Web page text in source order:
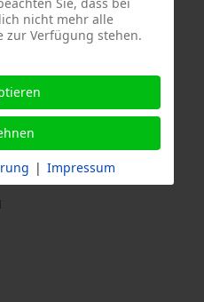
und Landschaft
nicht mehr alle
zur Verfügung stehen.
| Impressum